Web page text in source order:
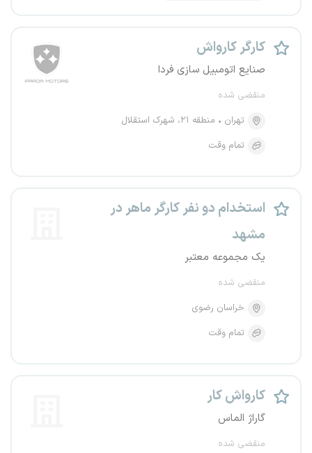
کارگر کارواش
صنایع اتومبیل سازی فردا
منقضی شده
تهران
منطقه ۲۱، شهرک استقلال
تمام وقت
استخدام دو نفر کارگر ماهر در
مشهد
یک مجموعه معتبر
منقضی شده
خراسان رضوی
تمام وقت
کارواش کار
گاراژ الماس
منقضی شده